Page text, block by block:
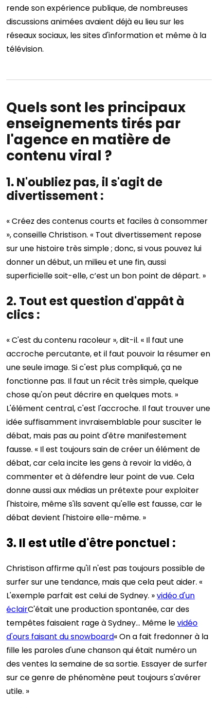
rende son expérience publique, de nombreuses
discussions animées avaient déjà eu lieu sur les
réseaux sociaux, les sites d'information et même à la
télévision.
Quels sont les principaux
enseignements tirés par
l'agence en matière de
contenu viral ?
1. N'oubliez pas, il s'agit de
divertissement :
« Créez des contenus courts et faciles à consommer
», conseille Christison. « Tout divertissement repose
sur une histoire très simple ; donc, si vous pouvez lui
donner un début, un milieu et une fin, aussi
superficielle soit-elle, c’est un bon point de départ. »
2. Tout est question d'appât à
clics :
« C'est du contenu racoleur », dit-il. « Il faut une
accroche percutante, et il faut pouvoir la résumer en
une seule image. Si c'est plus compliqué, ça ne
fonctionne pas. Il faut un récit très simple, quelque
chose qu'on peut décrire en quelques mots. »
L'élément central, c'est l'accroche. Il faut trouver une
idée suffisamment invraisemblable pour susciter le
débat, mais pas au point d'être manifestement
fausse. « Il est toujours sain de créer un élément de
débat, car cela incite les gens à revoir la vidéo, à
commenter et à défendre leur point de vue. Cela
donne aussi aux médias un prétexte pour exploiter
l'histoire, même s'ils savent qu'elle est fausse, car le
débat devient l'histoire elle-même. »
3. Il est utile d'être ponctuel :
Christison affirme qu'il n'est pas toujours possible de
surfer sur une tendance, mais que cela peut aider. «
L'exemple parfait est celui de Sydney. »vidéo d'un
éclairC'était une production spontanée, car des
tempêtes faisaient rage à Sydney… Même levidéo
d'ours faisant du snowboard« On a fait fredonner à la
fille les paroles d'une chanson qui était numéro un
des ventes la semaine de sa sortie. Essayer de surfer
sur ce genre de phénomène peut toujours s'avérer
utile. »